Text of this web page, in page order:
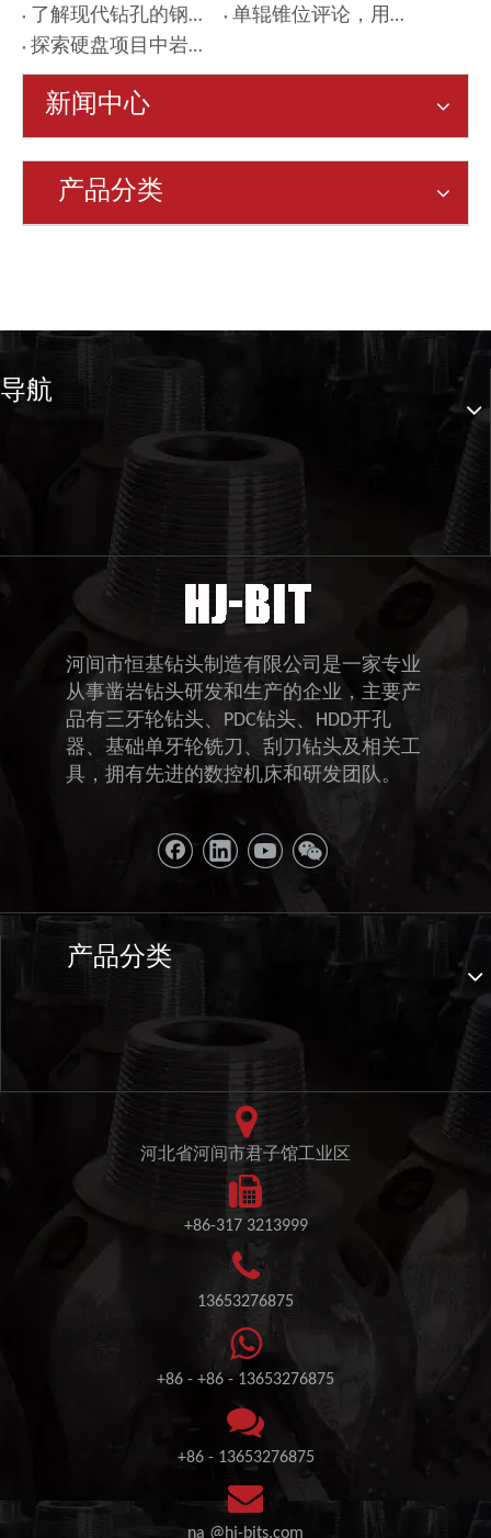
了解现代钻孔的钢牙三甲
单辊锥位评论，用于艰难的钻井工作
探索硬盘项目中岩石铰刀开瓶器的创新用途
新闻中心
产品分类
导航
河间市恒基钻头制造有限公司是一家专业
从事凿岩钻头研发和生产的企业，主要产
品有三牙轮钻头、PDC钻头、HDD开孔
器、基础单牙轮铣刀、刮刀钻头及相关工
具，拥有先进的数控机床和研发团队。
产品分类
河北省河间市君子馆工业区
+86-317 3213999
13653276875
+86 - +86 - 13653276875
+86 - 13653276875
na @hj-bits.com